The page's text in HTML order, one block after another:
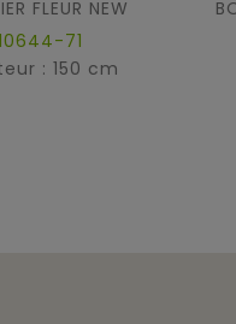
FLEUR NEW
71
: 150 cm